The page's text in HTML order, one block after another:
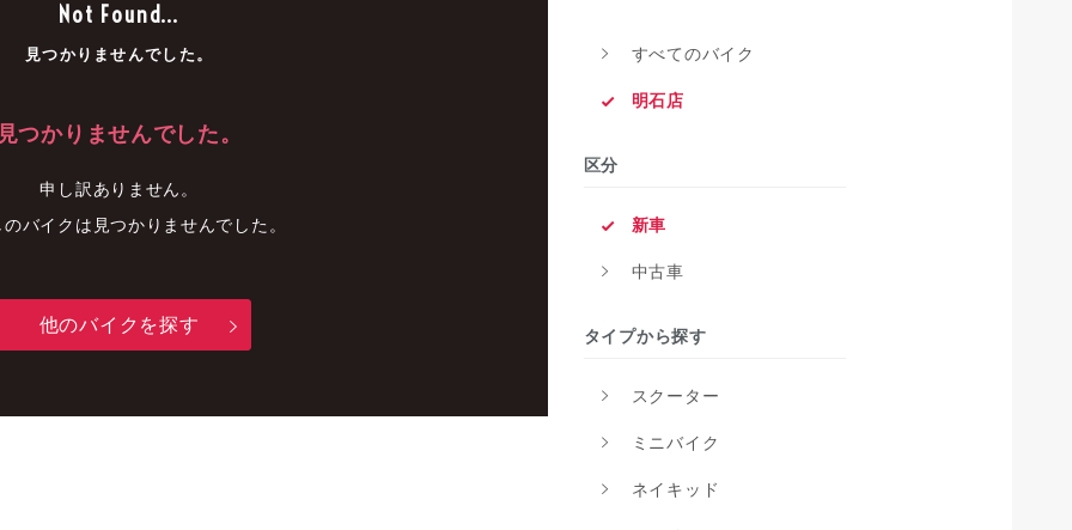
Not Found...
見つかりませんでした。
見つかりませんでした。
申し訳ありません。
バイクは見つかりませんでした。
他のバイクを探す
すべてのバイク
明石店
区分
新車
中古車
タイプから探す
スクーター
ミニバイク
ネイキッド
中古車